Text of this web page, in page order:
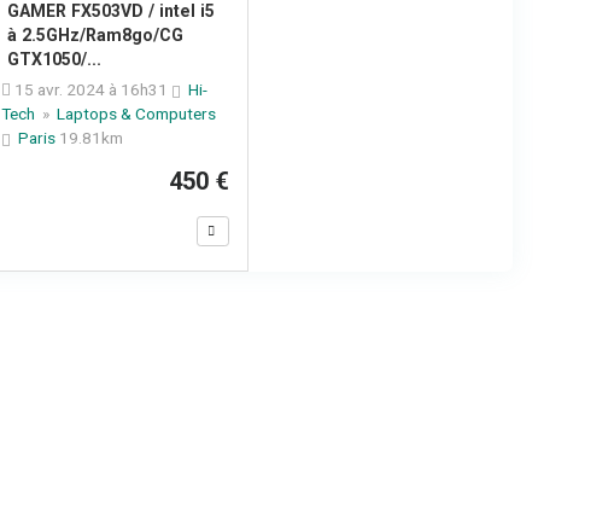
GAMER FX503VD / intel i5
à 2.5GHz/Ram8go/CG
GTX1050/...
15 avr. 2024 à 16h31
Hi-
Tech » Laptops & Computers
Paris 19.81km
450 €